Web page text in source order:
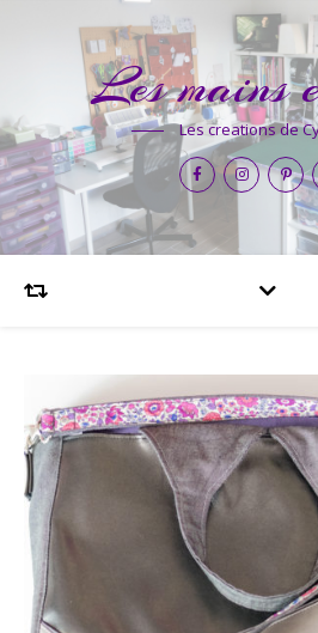
Les mains
Les creations de